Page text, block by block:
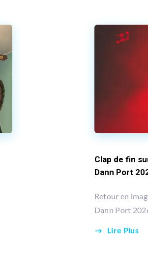
Clap de fin
Dann Port
Retour en
Dann Port
Lire Plus